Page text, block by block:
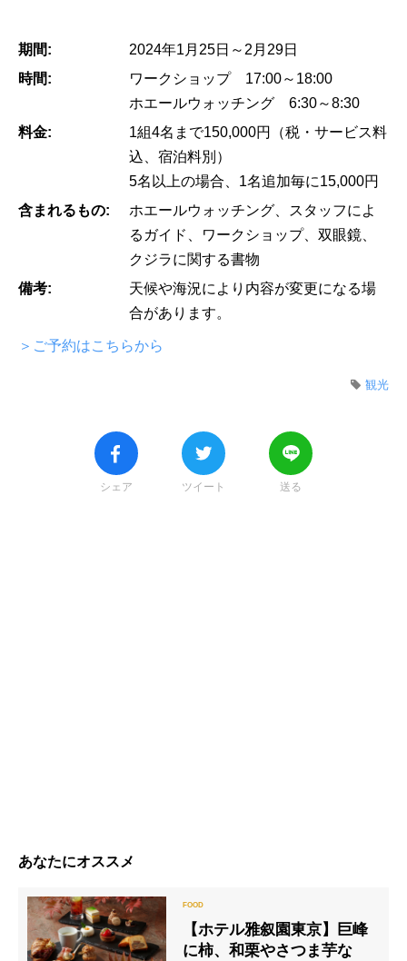
期間:
2024年1月25日～2月29日
時間:
ワークショップ 17:00～18:00
ホエールウォッチング 6:30～8:30
料金:
1組4名まで150,000円（税・サービス料
込、宿泊料別）
5名以上の場合、1名追加毎に15,000円
含まれるもの:
ホエールウォッチング、スタッフによ
るガイド、ワークショップ、双眼鏡、
クジラに関する書物
備考:
天候や海況により内容が変更になる場
合があります。
＞ご予約はこちらから
観光
シェア ツイート 送る
あなたにオススメ
【ホテル雅叙園東京】巨峰
に柿、和栗やさつま芋な